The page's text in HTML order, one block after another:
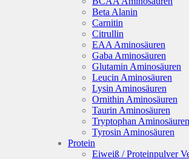
Beta Alanin
Carnitin
Citrullin
EAA Aminosäuren
Gaba Aminosäuren
Glutamin Aminosäuren
Leucin Aminosäuren
Lysin Aminosäuren
Ornithin Aminosäuren
Taurin Aminosäuren
Tryptophan Aminosäuren
Tyrosin Aminosäuren
Protein
Eiweiß / Proteinpulver